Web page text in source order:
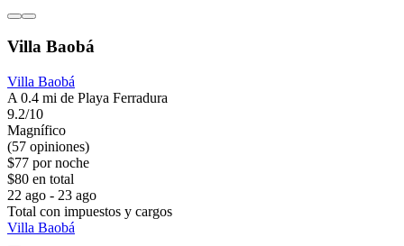
Villa Baobá
Villa Baobá
A 0.4 mi de Playa Ferradura
9.2/10
Magnífico
(57 opiniones)
$77 por noche
$80 en total
22 ago - 23 ago
Total con impuestos y cargos
Villa Baobá